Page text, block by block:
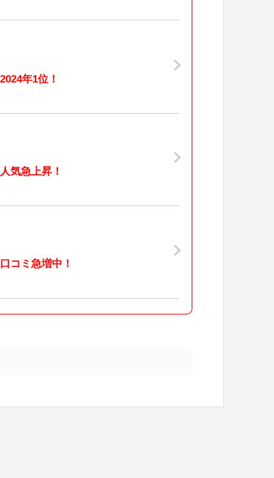
2024年1位！
人気急上昇！
口コミ急増中！